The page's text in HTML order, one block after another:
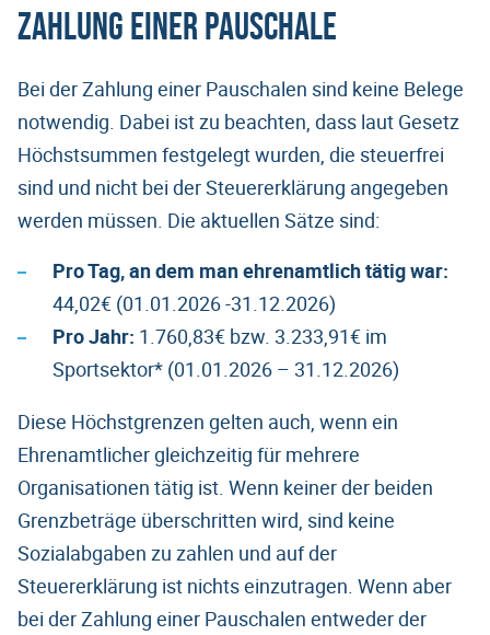
Zahlung einer Pauschale
Bei der Zahlung einer Pauschalen sind keine Belege
notwendig. Dabei ist zu beachten, dass laut Gesetz
Höchstsummen festgelegt wurden, die steuerfrei
sind und nicht bei der Steuererklärung angegeben
werden müssen. Die aktuellen Sätze sind:
Pro Tag, an dem man ehrenamtlich tätig war:
44,02€ (01.01.2026 -31.12.2026)
Pro Jahr: 1.760,83€ bzw. 3.233,91€ im
Sportsektor* (01.01.2026 – 31.12.2026)
Diese Höchstgrenzen gelten auch, wenn ein
Ehrenamtlicher gleichzeitig für mehrere
Organisationen tätig ist. Wenn keiner der beiden
Grenzbeträge überschritten wird, sind keine
Sozialabgaben zu zahlen und auf der
Steuererklärung ist nichts einzutragen. Wenn aber
bei der Zahlung einer Pauschalen entweder der